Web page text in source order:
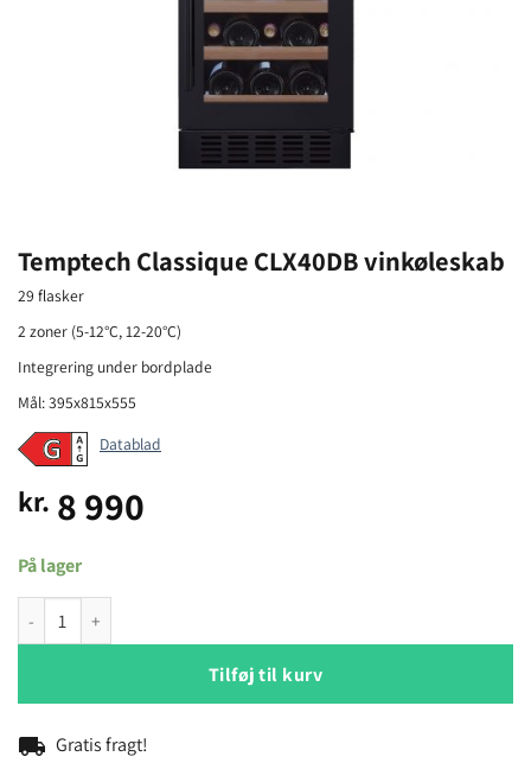
Temptech Classique CLX40DB vinkøleskab
29 flasker
2 zoner (5-12°C, 12-20°C)
Integrering under bordplade
Mål: 395x815x555
Datablad
kr. 8 990
På lager
Temptech Classique CLX40DB vinkøleskab antal
Tilføj til kurv
local_shipping Gratis fragt!